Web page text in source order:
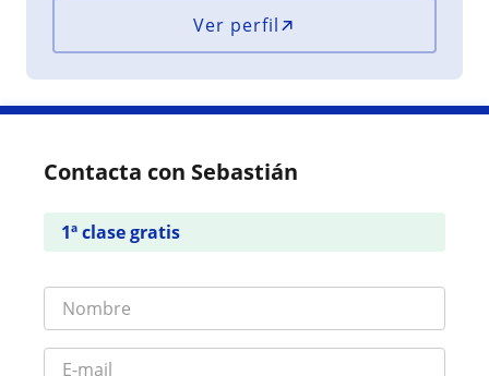
Ver perfil
Contacta con Sebastián
1ª clase gratis